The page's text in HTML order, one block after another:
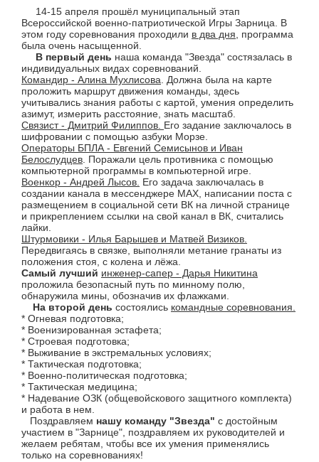
14-15 апреля прошёл муниципальный этап
Всероссийской военно-патриотической Игры Зарница. В
этом году соревнования проходили в два дня, программа
была очень насыщенной.
В первый день наша команда "Звезда" состязалась в
индивидуальных видах соревнований.
Командир - Алина Мухлисова. Должна была на карте
проложить маршрут движения команды, здесь
учитывались знания работы с картой, умения определить
азимут, измерить расстояние, знать масштаб.
Связист - Дмитрий Филиппов. Его задание заключалось в
шифровании с помощью азбуки Морзе.
Операторы БПЛА - Евгений Семисынов и Иван
Белослудцев. Поражали цель противника с помощью
компьютерной программы в компьютерной игре.
Военкор - Андрей Лысов. Его задача заключалась в
создании канала в мессенджере МАХ, написании поста с
размещением в социальной сети ВК на личной странице
и прикреплением ссылки на свой канал в ВК, считались
лайки.
Штурмовики - Илья Барышев и Матвей Визиков.
Передвигаясь в связке, выполняли метание гранаты из
положения стоя, с колена и лёжа.
Самый лучший инженер-сапер - Дарья Никитина
проложила безопасный путь по минному полю,
обнаружила мины, обозначив их флажками.
На второй день состоялись командные соревнования.
* Огневая подготовка;
* Военизированная эстафета;
* Строевая подготовка;
* Выживание в экстремальных условиях;
* Тактическая подготовка;
* Военно-политическая подготовка;
* Тактическая медицина;
* Надевание ОЗК (общевойскового защитного комплекта)
и работа в нем.
Поздравляем нашу команду "Звезда" с достойным
участием в "Зарнице", поздравляем их руководителей и
желаем ребятам, чтобы все их умения применялись
только на соревнованиях!